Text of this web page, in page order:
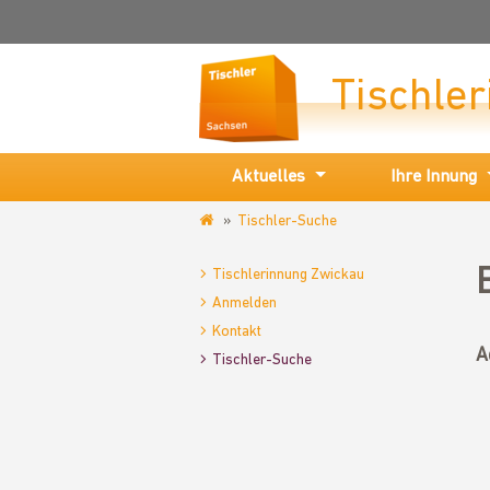
Aktuelles Ihre Innung
zwickau.de
Tischler-Suche
Tischlerinnung Zwickau
Anmelden
Kontakt
Tischler-Suche